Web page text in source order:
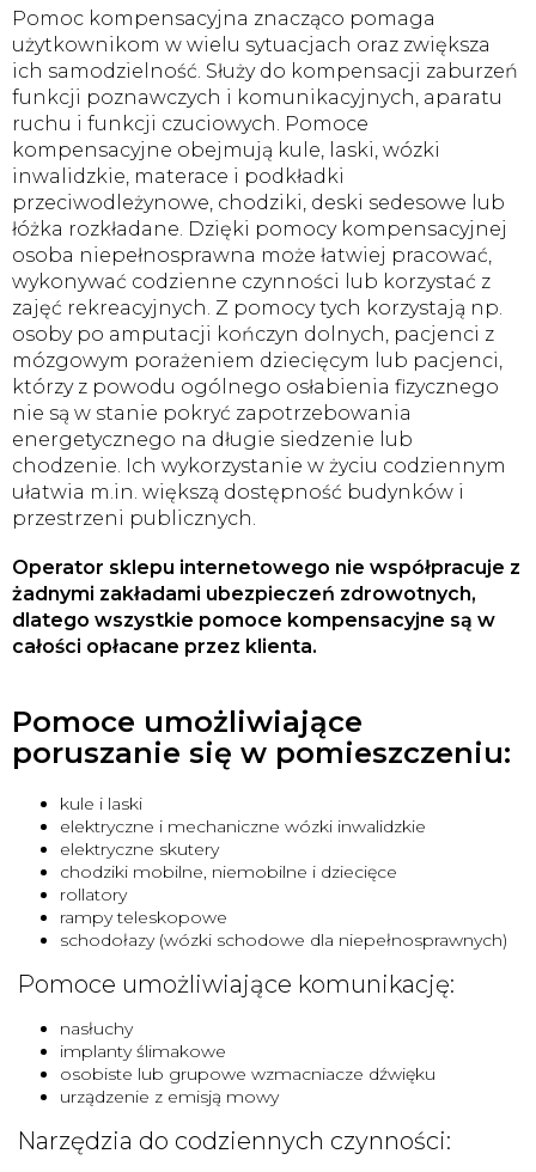
n
t
r
o
l
k
i
l
i
s
t
y
Pomoc kompensacyjna znacząco pomaga
użytkownikom w wielu sytuacjach oraz zwiększa
ich samodzielność. Służy do kompensacji zaburzeń
funkcji poznawczych i komunikacyjnych, aparatu
ruchu i funkcji czuciowych. Pomoce
kompensacyjne obejmują kule, laski, wózki
inwalidzkie, materace i podkładki
przeciwodleżynowe, chodziki, deski sedesowe lub
łóżka rozkładane. Dzięki pomocy kompensacyjnej
osoba niepełnosprawna może łatwiej pracować,
wykonywać codzienne czynności lub korzystać z
zajęć rekreacyjnych. Z pomocy tych korzystają np.
osoby po amputacji kończyn dolnych, pacjenci z
mózgowym porażeniem dziecięcym lub pacjenci,
którzy z powodu ogólnego osłabienia fizycznego
nie są w stanie pokryć zapotrzebowania
energetycznego na długie siedzenie lub
chodzenie. Ich wykorzystanie w życiu codziennym
ułatwia m.in. większą dostępność budynków i
przestrzeni publicznych.
Operator sklepu internetowego nie współpracuje z
żadnymi zakładami ubezpieczeń zdrowotnych,
dlatego wszystkie pomoce kompensacyjne są w
całości opłacane przez klienta.
Pomoce umożliwiające
poruszanie się w pomieszczeniu:
kule i laski
elektryczne i mechaniczne wózki inwalidzkie
elektryczne skutery
chodziki mobilne, niemobilne i dziecięce
rollatory
rampy teleskopowe
schodołazy (wózki schodowe dla niepełnosprawnych)
Pomoce umożliwiające komunikację:
nasłuchy
implanty ślimakowe
osobiste lub grupowe wzmacniacze dźwięku
urządzenie z emisją mowy
Narzędzia do codziennych czynności: